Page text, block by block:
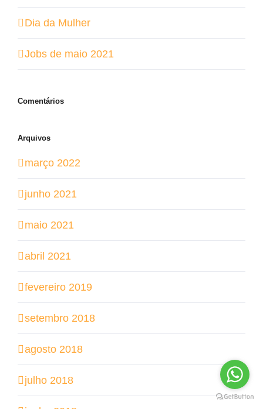
Dia da Mulher
Jobs de maio 2021
Comentários
Arquivos
março 2022
junho 2021
maio 2021
abril 2021
fevereiro 2019
setembro 2018
agosto 2018
julho 2018